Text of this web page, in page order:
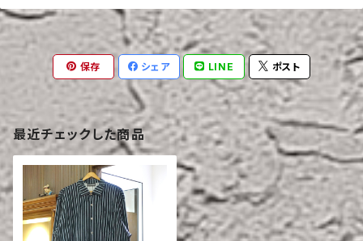
保存 シェア LINE ポスト
最近チェックした商品